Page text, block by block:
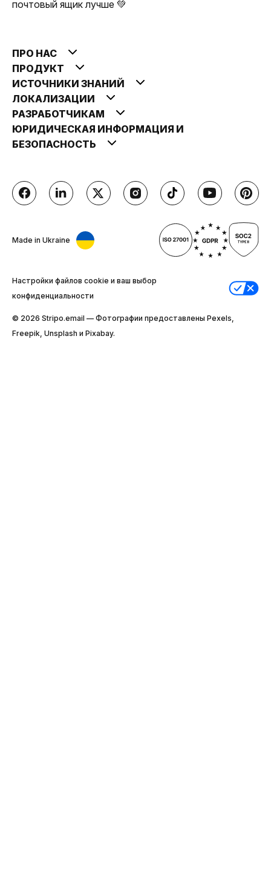
почтовый ящик лучше 💚
ПРО НАС
ПРОДУКТ
ИСТОЧНИКИ ЗНАНИЙ
ЛОКАЛИЗАЦИИ
РАЗРАБОТЧИКАМ
ЮРИДИЧЕСКАЯ ИНФОРМАЦИЯ И
БЕЗОПАСНОСТЬ
Made in Ukraine
Настройки файлов cookie и ваш выбор
конфиденциальности
© 2026 Stripо.email — Фотографии предоставлены Pexels,
Freepik, Unsplash и Pixabay.